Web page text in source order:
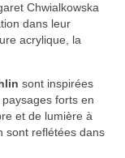
Chwialkowska
dans leur
acrylique, la
sont inspirées
forts en
et de lumière à
sont reflétées dans